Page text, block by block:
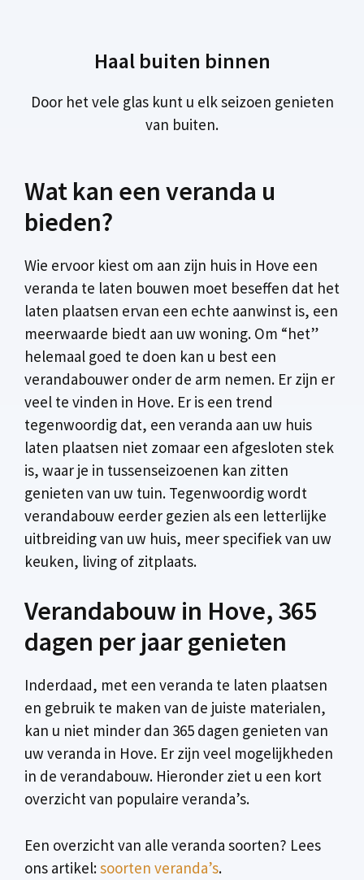
Haal buiten binnen
Door het vele glas kunt u elk seizoen genieten
van buiten.
Wat kan een veranda u
bieden?
Wie ervoor kiest om aan zijn huis in Hove een
veranda te laten bouwen moet beseffen dat het
laten plaatsen ervan een echte aanwinst is, een
meerwaarde biedt aan uw woning. Om “het”
helemaal goed te doen kan u best een
verandabouwer onder de arm nemen. Er zijn er
veel te vinden in Hove. Er is een trend
tegenwoordig dat, een veranda aan uw huis
laten plaatsen niet zomaar een afgesloten stek
is, waar je in tussenseizoenen kan zitten
genieten van uw tuin. Tegenwoordig wordt
verandabouw eerder gezien als een letterlijke
uitbreiding van uw huis, meer specifiek van uw
keuken, living of zitplaats.
Verandabouw in Hove, 365
dagen per jaar genieten
Inderdaad, met een veranda te laten plaatsen
en gebruik te maken van de juiste materialen,
kan u niet minder dan 365 dagen genieten van
uw veranda in Hove. Er zijn veel mogelijkheden
in de verandabouw. Hieronder ziet u een kort
overzicht van populaire veranda’s.
Een overzicht van alle veranda soorten? Lees
ons artikel:soorten veranda’s.